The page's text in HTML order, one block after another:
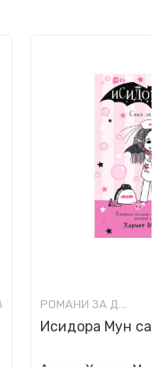
РОМАНИ ЗА ДЕЦА
Исидора Мун